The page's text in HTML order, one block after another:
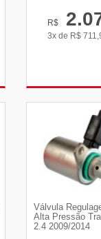
R$
3x de R$
Válvula
Alta Pressão
2.4 2009/2014